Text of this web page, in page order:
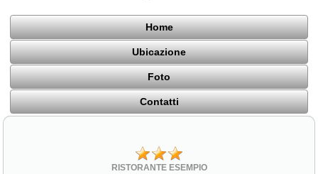
Home
Ubicazione
Foto
Contatti
RISTORANTE ESEMPIO